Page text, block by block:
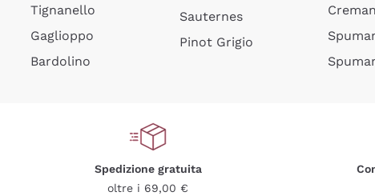
Tignanello
Gaglioppo
Bardolino
Sauternes
Pinot Grigio
Spedizione gratuita
oltre i 69,00 €